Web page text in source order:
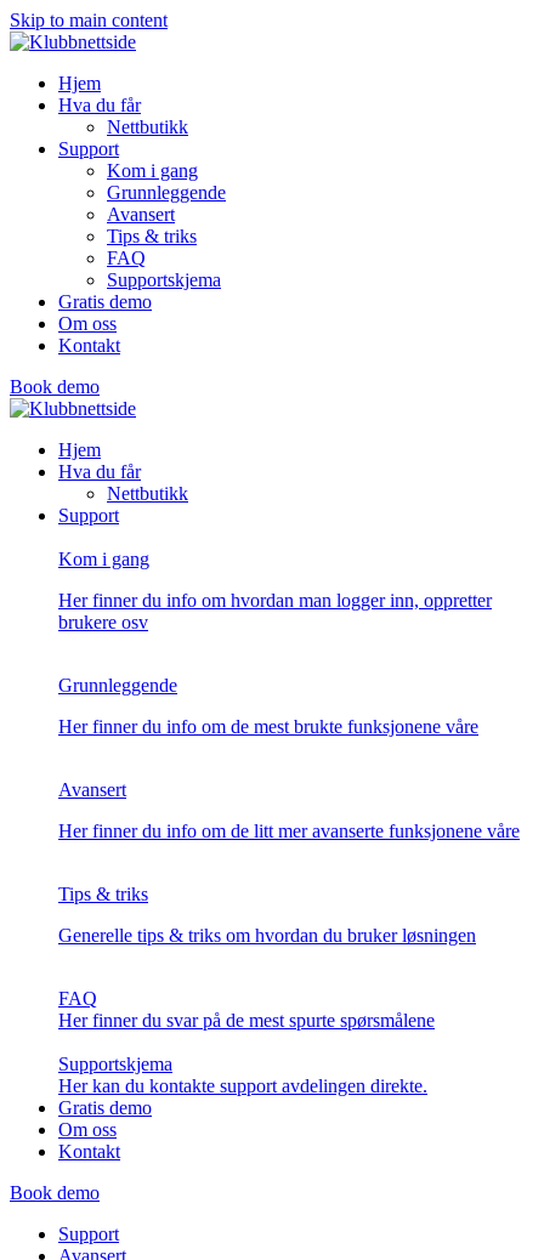
Skip to main content
Hjem
Hva du får
Nettbutikk
Support
Kom i gang
Grunnleggende
Avansert
Tips & triks
FAQ
Supportskjema
Gratis demo
Om oss
Kontakt
Book demo
Hjem
Hva du får
Nettbutikk
Support
Kom i gang
Her finner du info om hvordan man logger inn, oppretter
brukere osv
Grunnleggende
Her finner du info om de mest brukte funksjonene våre
Avansert
Her finner du info om de litt mer avanserte funksjonene våre
Tips & triks
Generelle tips & triks om hvordan du bruker løsningen
FAQ
Her finner du svar på de mest spurte spørsmålene
Supportskjema
Her kan du kontakte support avdelingen direkte.
Gratis demo
Om oss
Kontakt
Book demo
Support
Avansert